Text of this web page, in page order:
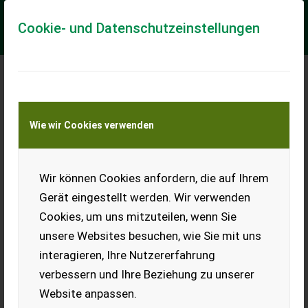
Cookie- und Datenschutzeinstellungen
Wie wir Cookies verwenden
Wir können Cookies anfordern, die auf Ihrem
Gerät eingestellt werden. Wir verwenden
Cookies, um uns mitzuteilen, wenn Sie
unsere Websites besuchen, wie Sie mit uns
interagieren, Ihre Nutzererfahrung
verbessern und Ihre Beziehung zu unserer
Website anpassen.
Meine Transportkostenanfrage
Transport von Land- und Baumaschinen –
KEINE Tiertransporte
Krampusmaske
Angebot von meiner Rubeis
Maske trennen, ist aus der
Arnoldsteiner Ruinenteufel
Serie. Bj. 2024.
EUR 0